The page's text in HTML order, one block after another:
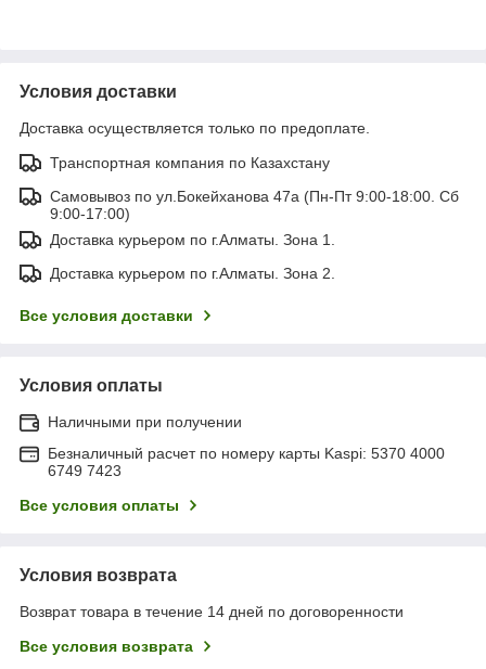
Условия доставки
Доставка осуществляется только по предоплате.
Транспортная компания по Казахстану
Самовывоз по ул.Бокейханова 47а (Пн-Пт 9:00-18:00. Сб
9:00-17:00)
Доставка курьером по г.Алматы. Зона 1.
Доставка курьером по г.Алматы. Зона 2.
Все условия доставки
Условия оплаты
Наличными при получении
Безналичный расчет по номеру карты Kaspi: 5370 4000
6749 7423
Все условия оплаты
Условия возврата
Возврат товара в течение 14 дней по договоренности
Все условия возврата